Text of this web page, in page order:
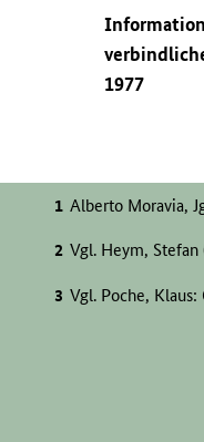
1977
Alberto Moravia,
Vgl. Heym, Stefan
Vgl. Poche,